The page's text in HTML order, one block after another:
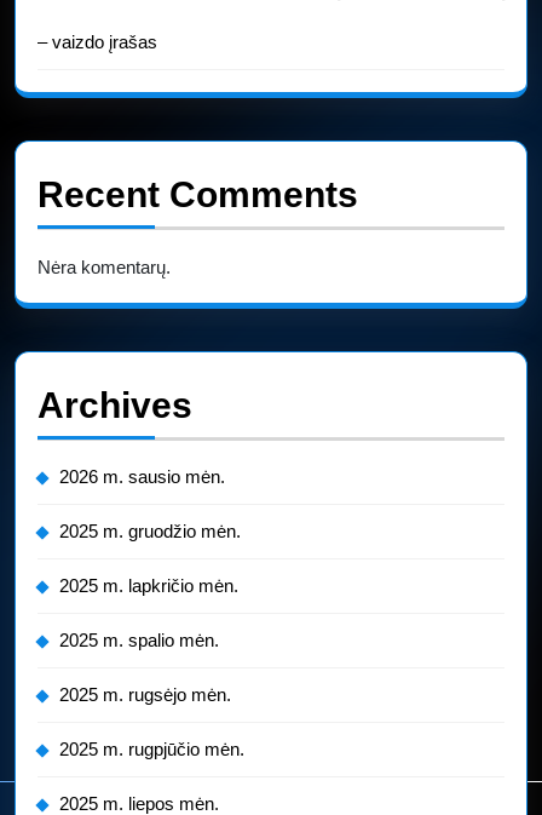
– vaizdo įrašas
Recent Comments
Nėra komentarų.
Archives
2026 m. sausio mėn.
2025 m. gruodžio mėn.
2025 m. lapkričio mėn.
2025 m. spalio mėn.
2025 m. rugsėjo mėn.
2025 m. rugpjūčio mėn.
2025 m. liepos mėn.